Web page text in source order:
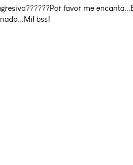
favor me
bss!